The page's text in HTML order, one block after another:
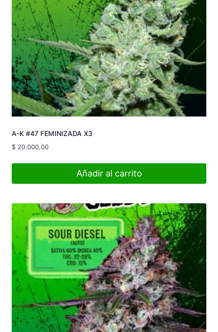
A-K #47 FEMINIZADA X3
$ 20.000,00
Añadir al carrito